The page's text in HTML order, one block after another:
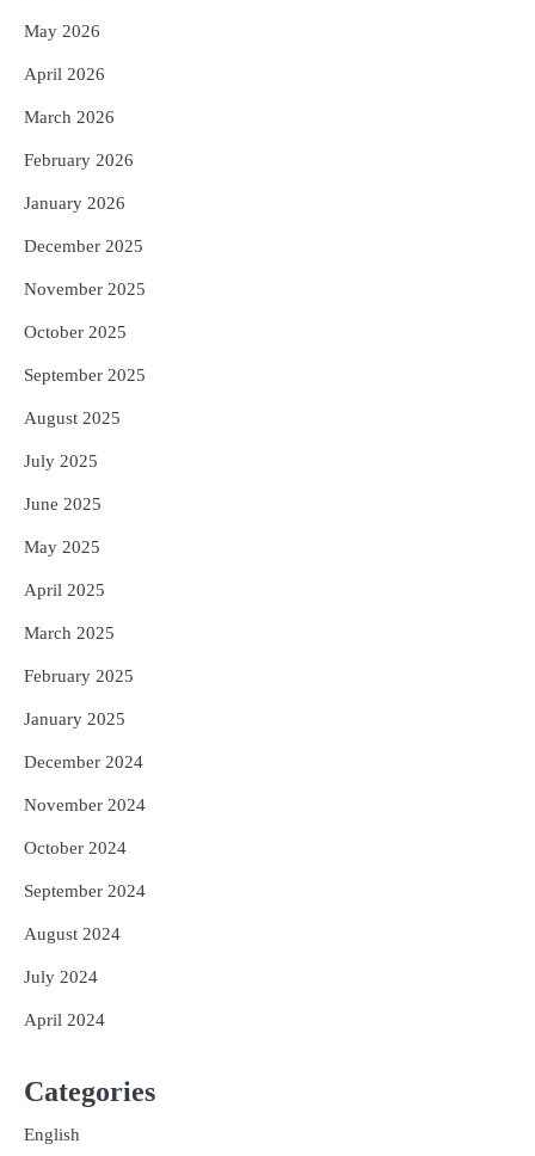
May 2026
April 2026
March 2026
February 2026
January 2026
December 2025
November 2025
October 2025
September 2025
August 2025
July 2025
June 2025
May 2025
April 2025
March 2025
February 2025
January 2025
December 2024
November 2024
October 2024
September 2024
August 2024
July 2024
April 2024
Categories
English